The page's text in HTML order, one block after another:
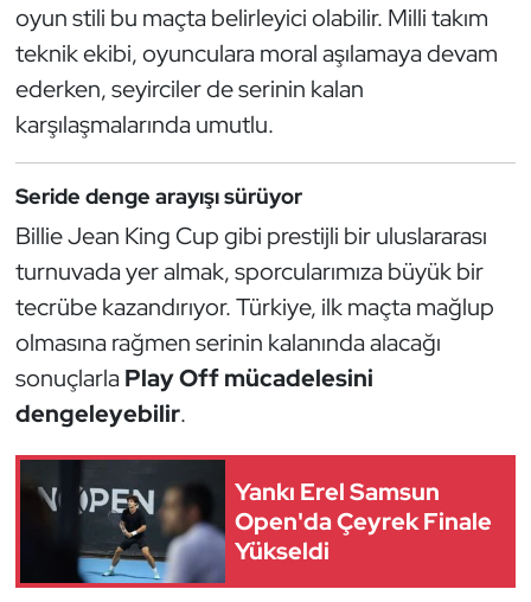
oyun stili bu maçta belirleyici olabilir. Milli takım
teknik ekibi, oyunculara moral aşılamaya devam
ederken, seyirciler de serinin kalan
karşılaşmalarında umutlu.
Seride denge arayışı sürüyor
Billie Jean King Cup gibi prestijli bir uluslararası
turnuvada yer almak, sporcularımıza büyük bir
tecrübe kazandırıyor. Türkiye, ilk maçta mağlup
olmasına rağmen serinin kalanında alacağı
sonuçlarla Play Off mücadelesini
dengeleyebilir.
Yankı Erel Samsun
Open'da Çeyrek Finale
Yükseldi
Kayak
Kempo
Kürek
Masa Tenisi
Modern Pentatlon
Motor Sporları
Muay Thai
Okçuluk
Optimist